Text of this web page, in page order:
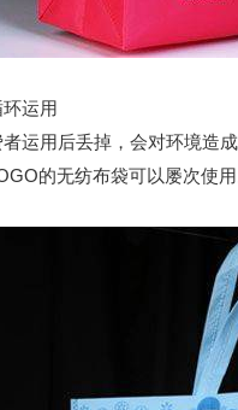
运用
用后丢掉，会对环境造成
的无纺布袋可以屡次使用